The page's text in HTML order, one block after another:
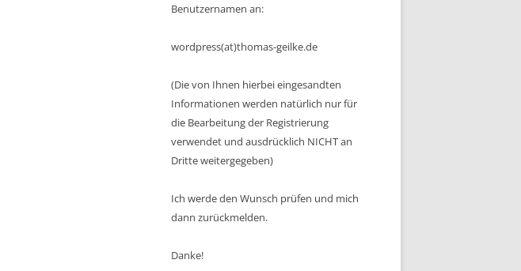
Benutzernamen an:
wordpress(at)thomas-geilke.de
(Die von Ihnen hierbei eingesandten
Informationen werden natürlich nur für
die Bearbeitung der Registrierung
verwendet und ausdrücklich NICHT an
Dritte weitergegeben)
Ich werde den Wunsch prüfen und mich
dann zurückmelden.
Danke!